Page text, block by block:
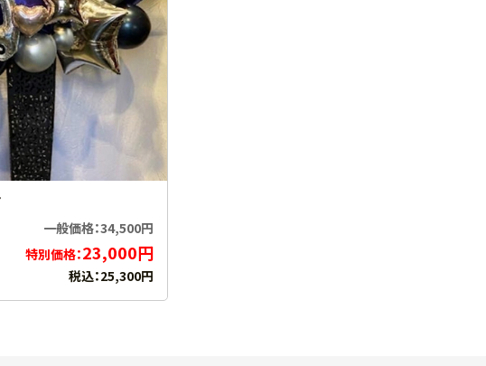
一般価格：34,500円
特別価格：23,000円
税込：25,300円